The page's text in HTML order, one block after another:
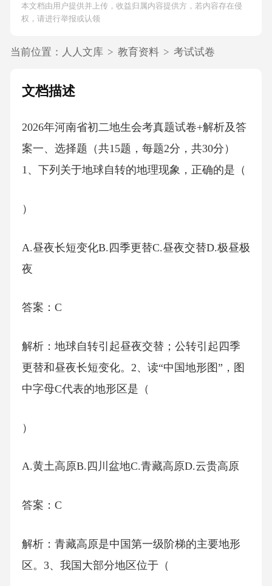
本文档由用户提供并上传，收益归属内容提供方，若内容存在侵
权，请进行举报或认领
当前位置： 人人文库 > 教育资料 > 考试试卷
文档描述
2026年河南省初二地生会考真题试卷+解析及答
案一、选择题（共15题，每题2分，共30分）
1、下列关于地球自转的地理现象，正确的是（
）
A.昼夜长短变化B.四季更替C.昼夜交替D.极昼极
夜
答案：C
解析：地球自转引起昼夜交替；公转引起四季
更替和昼夜长短变化。2、读“中国地形图”，图
中字母C代表的地形区是（
）
A.黄土高原B.四川盆地C.青藏高原D.云贵高原
答案：C
解析：青藏高原是中国第一级阶梯的主要地形
区。3、我国大部分地区位于（